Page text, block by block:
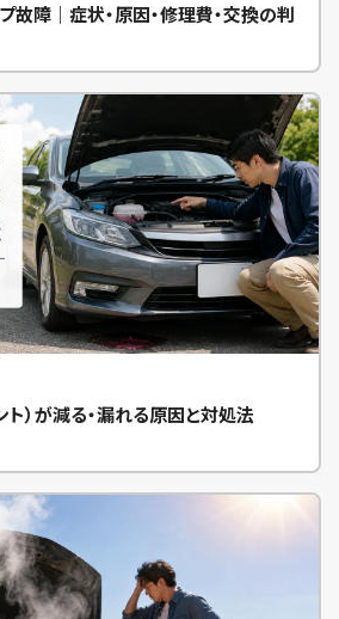
故障｜症状・原因・修理費・交換の判
）が減る・漏れる原因と対処法